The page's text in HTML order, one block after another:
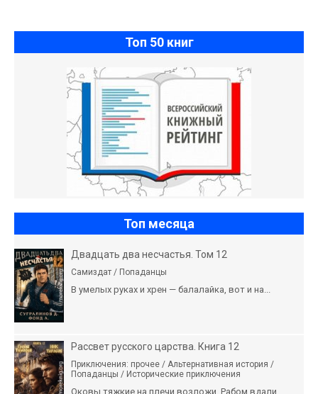
Топ 50 книг
Топ месяца
Двадцать два несчастья. Том 12
Самиздат / Попаданцы
В умелых руках и хрен — балалайка, вот и на...
Рассвет русского царства. Книга 12
Приключения: прочее / Альтернативная история /
Попаданцы / Исторические приключения
Оковы тяжкие на плечи возложи, Рабом вдали...